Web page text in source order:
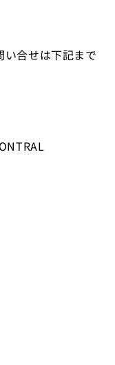
合せは下記まで